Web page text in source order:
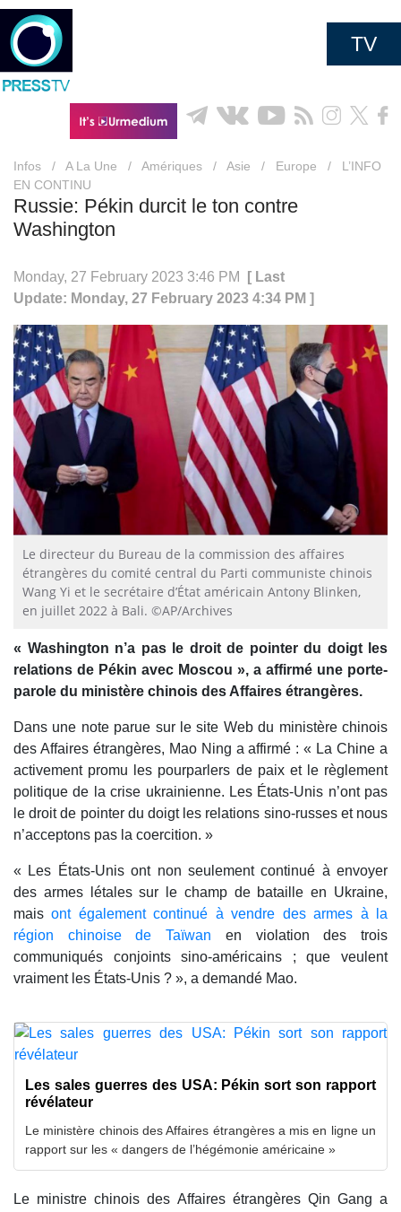
TV
Infos / A La Une / Amériques / Asie / Europe /
L’INFO
EN CONTINU
Russie: Pékin durcit le ton contre
Washington
Monday, 27 February 2023 3:46 PM
[ Last
Update: Monday, 27 February 2023 4:34 PM ]
Le directeur du Bureau de la commission des affaires
étrangères du comité central du Parti communiste chinois
Wang Yi et le secrétaire d’État américain Antony Blinken,
en juillet 2022 à Bali. ©AP/Archives
« Washington n’a pas le droit de pointer du doigt les
relations de Pékin avec Moscou », a affirmé une porte-
parole du ministère chinois des Affaires étrangères.
Dans une note parue sur le site Web du ministère chinois
des Affaires étrangères, Mao Ning a affirmé : « La Chine a
activement promu les pourparlers de paix et le règlement
politique de la crise ukrainienne. Les États-Unis n’ont pas
le droit de pointer du doigt les relations sino-russes et nous
n’acceptons pas la coercition. »
« Les États-Unis ont non seulement continué à envoyer
des armes létales sur le champ de bataille en Ukraine,
mais ont également continué à vendre des armes à la
région chinoise de Taïwan en violation des trois
communiqués conjoints sino-américains ; que veulent
vraiment les États-Unis ? », a demandé Mao.
Les sales guerres des USA: Pékin sort son rapport
révélateur
Le ministère chinois des Affaires étrangères a mis en ligne un
rapport sur les « dangers de l’hégémonie américaine »
Le ministre chinois des Affaires étrangères Qin Gang a